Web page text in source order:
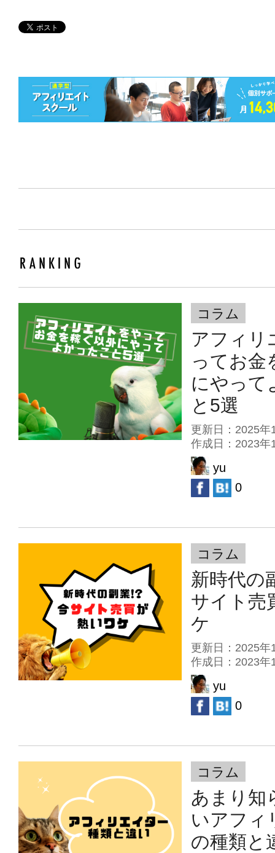
コラム
アフィリ
ってお金
にやって
と5選
更新日：2025
作成日：2023
yu
0
コラム
新時代の
サイト売
ケ
更新日：2025
作成日：2023
yu
0
コラム
あまり知
いアフィ
の種類と